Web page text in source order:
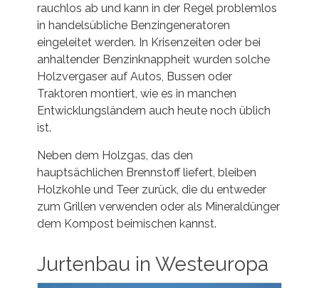
rauchlos ab und kann in der Regel problemlos
in handelsübliche Benzingeneratoren
eingeleitet werden. In Krisenzeiten oder bei
anhaltender Benzinknappheit wurden solche
Holzvergaser auf Autos, Bussen oder
Traktoren montiert, wie es in manchen
Entwicklungsländern auch heute noch üblich
ist.
Neben dem Holzgas, das den
hauptsächlichen Brennstoff liefert, bleiben
Holzkohle und Teer zurück, die du entweder
zum Grillen verwenden oder als Mineraldünger
dem Kompost beimischen kannst.
Jurtenbau in Westeuropa